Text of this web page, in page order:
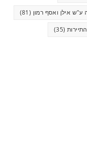
אילן ואסף רמון (81)
(35)